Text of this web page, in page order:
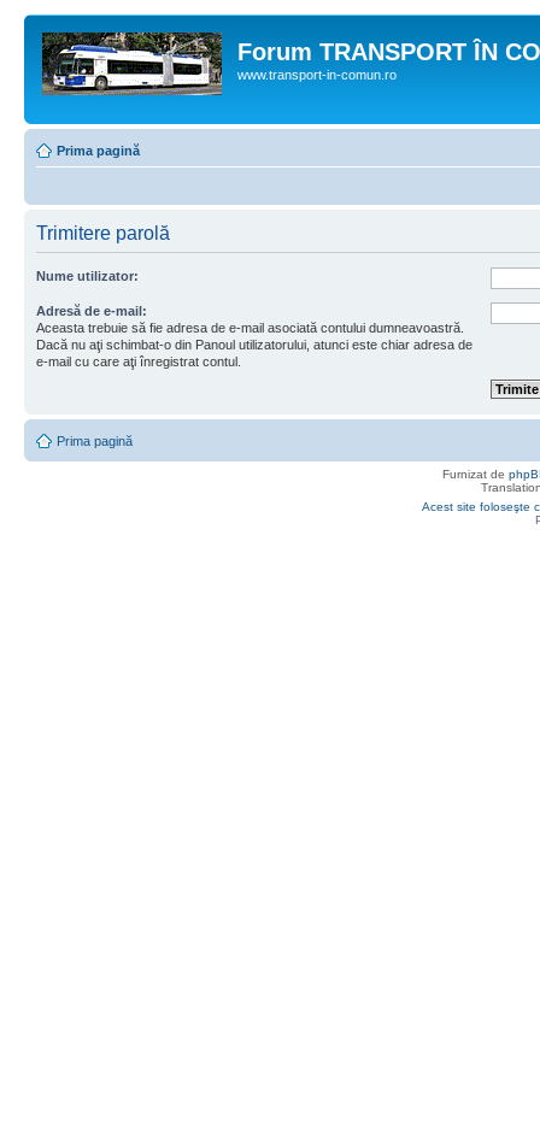
Forum TRANSPORT ÎN
www.transport-in-comun.ro
Prima pagină
Trimitere parolă
Nume utilizator:
Adresă de e-mail:
Aceasta trebuie să fie adresa de e-mail asociată contului dumneavoastră.
Dacă nu aţi schimbat-o din Panoul utilizatorului, atunci este chiar adresa de
e-mail cu care aţi înregistrat contul.
Prima pagină
Furnizat de
Acest site foloseşte